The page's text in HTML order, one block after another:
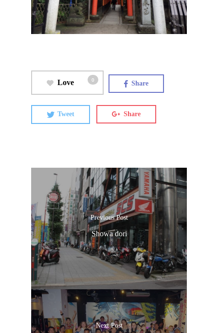
Love 0 Share
Tweet Share
Previous Post
Showa dori
Next Post